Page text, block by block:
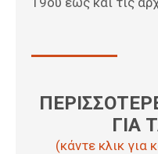
ΓΙΑ
(κάντε κλικ για